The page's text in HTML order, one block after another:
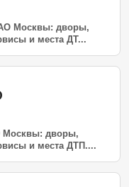
Москвы: дворы,
и места ДТ...
Москвы: дворы,
и места ДТП....